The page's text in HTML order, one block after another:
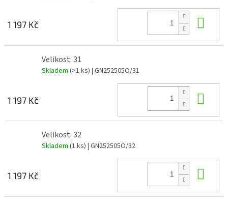
1 197 Kč
Velikost: 31
Skladem (>1 ks) | GN252505O/31
1 197 Kč
Velikost: 32
Skladem (1 ks) | GN252505O/32
1 197 Kč